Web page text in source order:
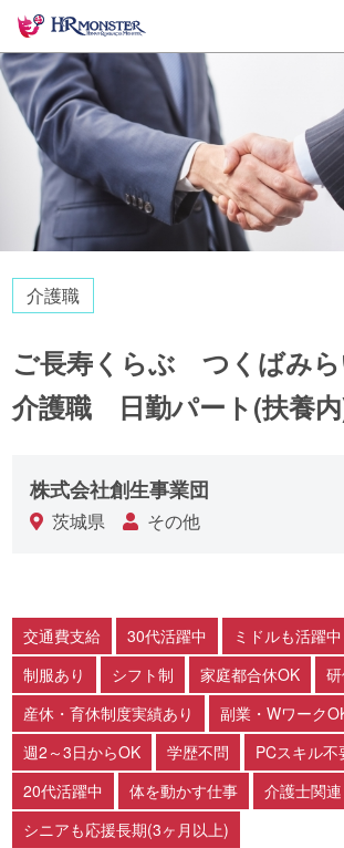
介護職
ご長寿くらぶ つくばみら
介護職 日勤パート(扶養内
株式会社創生事業団
茨城県 その他
交通費支給 30代活躍中 ミドルも活躍中
制服あり
シフト制 家庭都合休OK
産休・育休制度実績あり
副業・Wワーク
週2～3日からOK
学歴不問 PCスキル不
20代活躍中
体を動かす仕事 介護士関連
シニアも応援長期(3ヶ月以上)